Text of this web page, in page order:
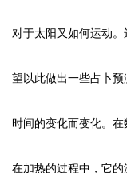
对于太阳又如何运动
望以此做出一些占卜
时间的变化而变化。
在加热的过程中，它